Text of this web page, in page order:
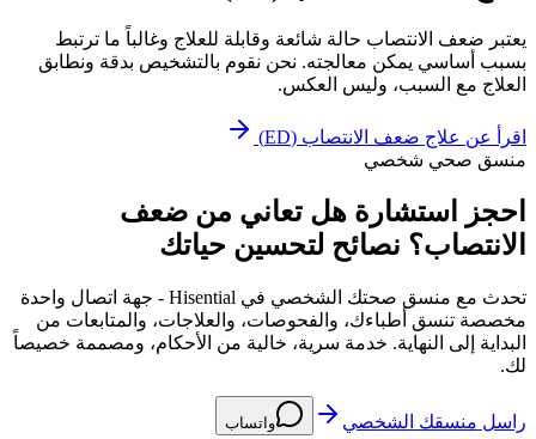
يعتبر ضعف الانتصاب حالة شائعة وقابلة للعلاج وغالباً ما ترتبط
بسبب أساسي يمكن معالجته. نحن نقوم بالتشخيص بدقة ونطابق
العلاج مع السبب، وليس العكس.
اقرأ عن علاج ضعف الانتصاب (ED)
منسق صحي شخصي
احجز استشارة هل تعاني من ضعف
الانتصاب؟ نصائح لتحسين حياتك
تحدث مع منسق صحتك الشخصي في Hisential - جهة اتصال واحدة
مخصصة تنسق أطباءك، والفحوصات، والعلاجات، والمتابعات من
البداية إلى النهاية. خدمة سرية، خالية من الأحكام، ومصممة خصيصاً
لك.
راسل منسقك الشخصي واتساب